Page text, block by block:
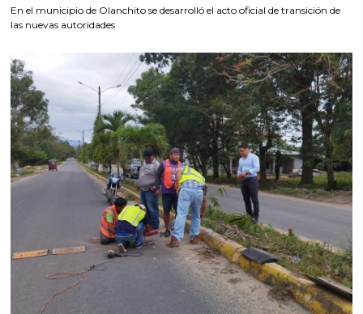
En el municipio de Olanchito se desarrolló el acto oficial de transición de
las nuevas autoridades